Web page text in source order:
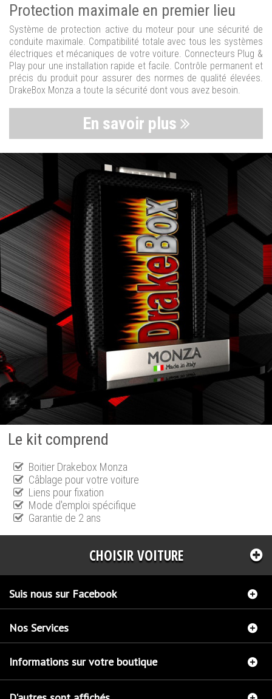
Protection maximale en premier lieu
Système de protection active du moteur pour une sécurité de
conduite maximale. Compatibilité totale avec tous les systèmes
électriques et mécaniques de votre voiture. Connecteurs Plug &
Play pour une installation rapide et facile. Contrôle permanent et
précis du produit pour assurer des normes de qualité élevées.
DrakeBox Monza a toute la sécurité dont vous avez besoin.
En savoir plus
Le kit comprend
Boitier Drakebox Monza
Câblage pour votre voiture
Liens pour fixation
Mode d'emploi spécifique
Garantie de 2 ans
CHOISIR VOITURE
Suis nous sur Facebook
Nos Services
Informations sur votre boutique